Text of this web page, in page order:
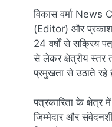
विकास वर्मा
(Editor) और
24 वर्षों से सक्रिय
से लेकर क्षेत्रीय स्तर
प्रमुखता से उठाते रहे
पत्रकारिता के
जिम्मेदार और